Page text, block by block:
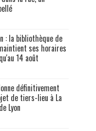
: la bibliothèque de
ses horaires
14 août
définitivement
de tiers-lieu à La
Lyon